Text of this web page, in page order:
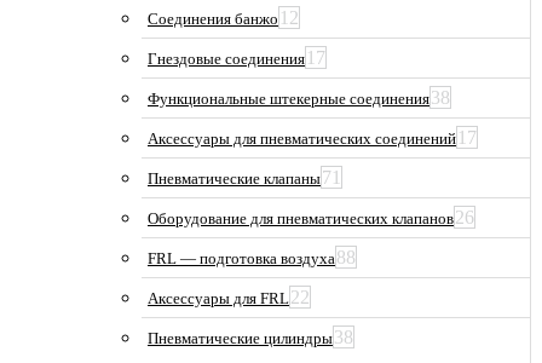
Соединения банжо 12
Гнездовые соединения 17
Функциональные штекерные соединения38
Аксессуары для пневматических соединений 17
Пневматические клапаны71
Оборудование для пневматических клапанов26
FRL — подготовка воздуха88
Аксессуары для FRL22
Пневматические цилиндры38